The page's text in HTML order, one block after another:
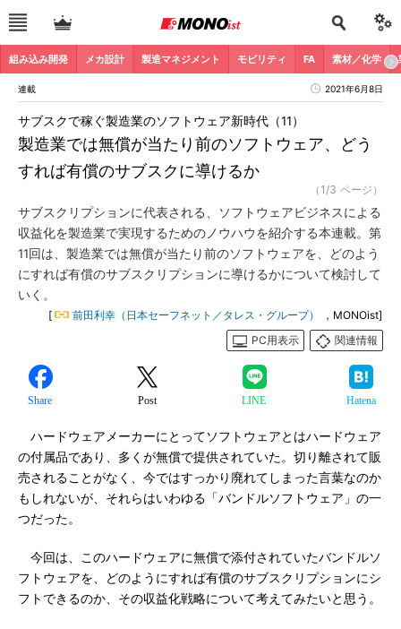
組み込み開発 メカ設計 製造マネジメント モビリティ FA 素材／化学
連載 2021年6月8日
製造業では無償が当たり前のソフトウェア、どう
すれば有償のサブスクに導けるか
サブスクで稼ぐ製造業のソフトウェア新時代（11）
（1/3 ページ）
サブスクリプションに代表される、ソフトウェアビジネスによる
収益化を製造業で実現するためのノウハウを紹介する本連載。第
11回は、製造業では無償が当たり前のソフトウェアを、どのよう
にすれば有償のサブスクリプションに導けるかについて検討して
いく。
[ 前田利幸（日本セーフネット／タレス・グループ）
，MONOist]
PC用表示
関連情報
Share Post LINE Hatena
ハードウェアメーカーにとってソフトウェアとはハードウェア
の付属品であり、多くが無償で提供されていた。切り離されて販
売されることがなく、今ではすっかり廃れてしまった言葉なのか
もしれないが、それらはいわゆる「バンドルソフトウェア」の一
つだった。
今回は、このハードウェアに無償で添付されていたバンドルソ
フトウェアを、どのようにすれば有償のサブスクリプションにシ
フトできるのか、その収益化戦略について考えてみたいと思う。